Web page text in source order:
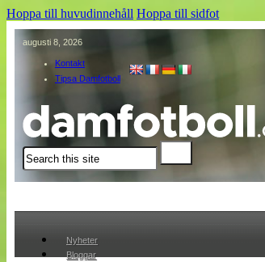
Hoppa till huvudinnehåll Hoppa till sidfot
augusti 8, 2026
Kontakt
Tipsa Damfotboll
Sök
Nyheter
Bloggar